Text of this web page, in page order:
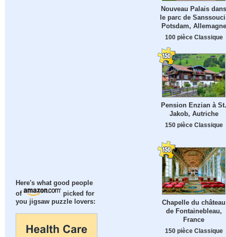
Here's what good people
of
picked for
you jigsaw puzzle lovers:
Nouveau Palais dans
le parc de
Potsdam, Allemagne
100 pièce Classique
Pension Enzian à St.
Jakob, Autriche
150 pièce Classique
Chapelle du château
de Fontainebleau,
France
150 pièce Classique